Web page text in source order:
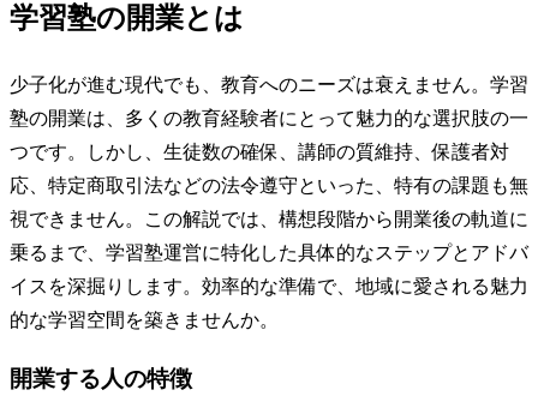
学習塾の開業とは
少子化が進む現代でも、教育へのニーズは衰えません。学習
塾の開業は、多くの教育経験者にとって魅力的な選択肢の一
つです。しかし、生徒数の確保、講師の質維持、保護者対
応、特定商取引法などの法令遵守といった、特有の課題も無
視できません。この解説では、構想段階から開業後の軌道に
乗るまで、学習塾運営に特化した具体的なステップとアドバ
イスを深掘りします。効率的な準備で、地域に愛される魅力
的な学習空間を築きませんか。
開業する人の特徴